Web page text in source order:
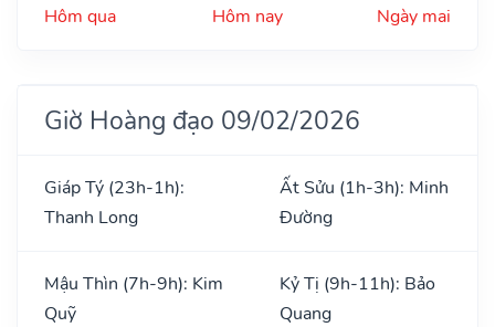
Hôm qua Hôm nay Ngày mai
Giờ Hoàng đạo 09/02/2026
Giáp Tý (23h-1h):
Thanh Long
Ất Sửu (1h-3h): Minh
Đường
Mậu Thìn (7h-9h): Kim
Quỹ
Kỷ Tị (9h-11h): Bảo
Quang